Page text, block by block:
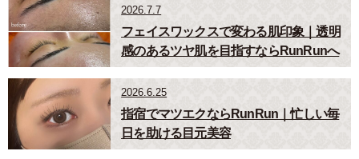
2026.7.7
フェイスワックスで変わる肌印象｜透明
感のあるツヤ肌を目指すならRunRunへ
2026.6.25
指宿でマツエクならRunRun｜忙しい毎
日を助ける目元美容